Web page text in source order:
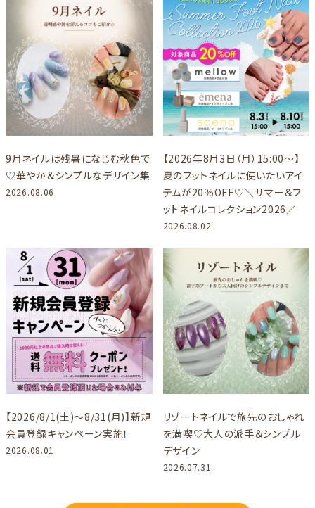
9月ネイルは残暑になじむ秋色で
♡華やか＆シンプルなデザイン集
2026.08.06
【2026年8月3日（月）15:00～】
夏のフットネイルに使いたいアイ
テムが20％OFF♡＼サマー＆フ
ットネイルコレクション2026／
2026.08.02
【2026/8/1(土)～8/31(月)】新規
会員登録キャンペーン実施！
2026.08.01
リゾートネイルで旅先のおしゃれ
を満喫♡大人の派手＆シンプル
デザイン
2026.07.31